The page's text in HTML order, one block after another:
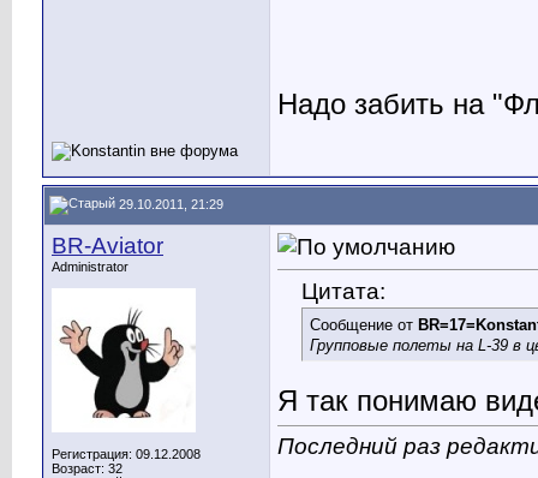
Надо забить на
29.10.2011, 21:29
BR-Aviator
Administrator
Регистрация: 09.12.2008
Возраст: 32
Цитата:
Сообщение от
Групповые полеты на L-39 в
Я так понимаю
Последний раз